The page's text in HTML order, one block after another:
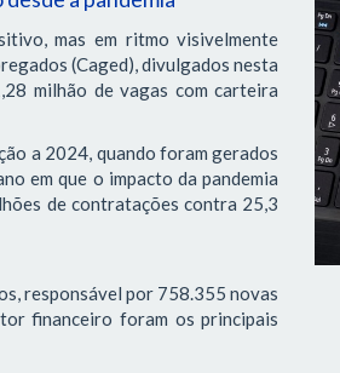
mas em ritmo visivelmente
(Caged), divulgados nesta
milhão de vagas com carteira
a 2024, quando foram gerados
em que o impacto da pandemia
de contratações contra 25,3
responsável por 758.355 novas
financeiro foram os principais